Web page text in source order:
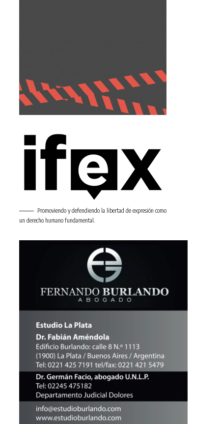
Promoviendo y defendiendo la libertad de expresión como
un derecho humano fundamental.